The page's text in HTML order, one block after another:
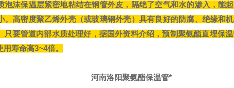
泡沫保温层紧密地粘结在钢管外皮，隔绝了空气和水的渗入，能
。高密度聚乙烯外壳（或玻璃钢外壳）具有良好的防腐、绝缘和
只要管道内部水质处理好，据国外资料介绍，预制聚氨酯直埋保
寿命高3~4倍。
河南洛阳聚氨酯保温管*